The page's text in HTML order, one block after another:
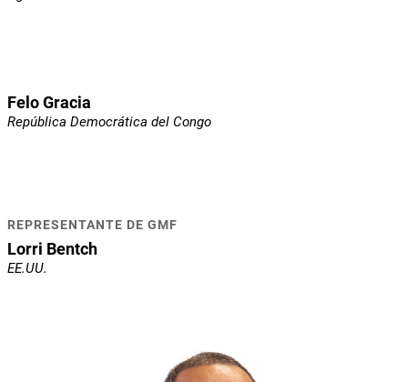
Felo Gracia
República Democrática del Congo
REPRESENTANTE DE GMF
Lorri Bentch
EE.UU.